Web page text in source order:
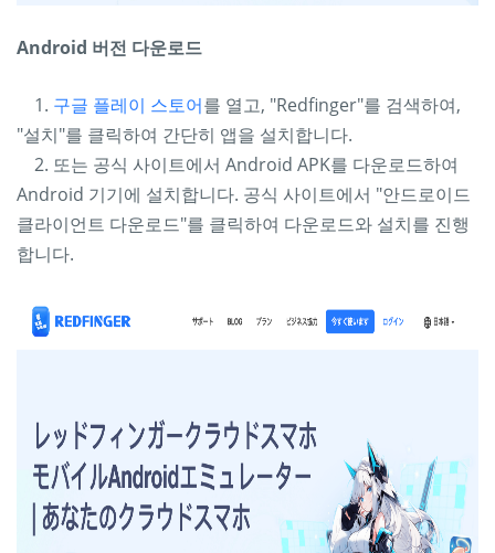
Android 버전 다운로드
1. 구글 플레이 스토어를 열고, "Redfinger"를 검색하여,
"설치"를 클릭하여 간단히 앱을 설치합니다.
2. 또는 공식 사이트에서 Android APK를 다운로드하여
Android 기기에 설치합니다. 공식 사이트에서 "안드로이드
클라이언트 다운로드"를 클릭하여 다운로드와 설치를 진행
합니다.